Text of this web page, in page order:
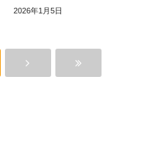
2026年1月5日